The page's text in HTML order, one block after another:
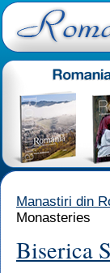
Manastiri din
Monasteries
Biserica